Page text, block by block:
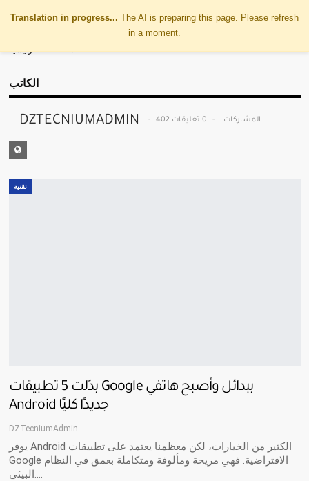
Translation in progress... The AI is preparing this page. Please refresh
in a moment.
الصفحة الرئيسية DZTecniumAdmin
الكاتب
DZTECNIUMADMIN 402 المشاركات 0 تعليقات
تقنية
بدّلت 5 تطبيقات Google ببدائل وأصبح هاتفي
Android جديدًا كليًا
DZTecniumAdmin
يوفر Android الكثير من الخيارات، لكن معظمنا يعتمد على تطبيقات
Google الافتراضية. فهي مريحة ومألوفة ومتكاملة بعمق في النظام
البيئي.…